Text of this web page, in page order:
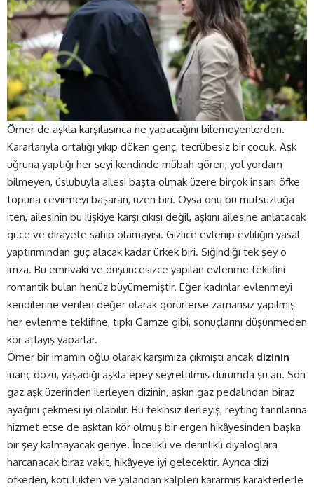
Ömer de aşkla karşılaşınca ne yapacağını bilemeyenlerden.
Kararlarıyla ortalığı yıkıp döken genç, tecrübesiz bir çocuk. Aşk
uğruna yaptığı her şeyi kendinde mübah gören, yol yordam
bilmeyen, üslubuyla ailesi başta olmak üzere birçok insanı öfke
topuna çevirmeyi başaran, üzen biri. Oysa onu bu mutsuzluğa
iten, ailesinin bu ilişkiye karşı çıkışı değil, aşkını ailesine anlatacak
güce ve dirayete sahip olamayışı. Gizlice evlenip evliliğin yasal
yaptırımından güç alacak kadar ürkek biri. Sığındığı tek şey o
imza. Bu emrivaki ve düşüncesizce yapılan evlenme teklifini
romantik bulan henüz büyümemiştir. Eğer kadınlar evlenmeyi
kendilerine verilen değer olarak görürlerse zamansız yapılmış
her evlenme teklifine, tıpkı Gamze gibi, sonuçlarını düşünmeden
kör atlayış yaparlar.
Ömer bir imamın oğlu olarak karşımıza çıkmıştı ancak dizinin
inanç dozu, yaşadığı aşkla epey seyreltilmiş durumda şu an. Son
gaz aşk üzerinden ilerleyen dizinin, aşkın gaz pedalından biraz
ayağını çekmesi iyi olabilir. Bu tekinsiz ilerleyiş, reyting tanrılarına
hizmet etse de aşktan kör olmuş bir ergen hikâyesinden başka
bir şey kalmayacak geriye. İncelikli ve derinlikli diyaloglara
harcanacak biraz vakit, hikâyeye iyi gelecektir. Ayrıca dizi
öfkeden, kötülükten ve yalandan kalpleri kararmış karakterlerle